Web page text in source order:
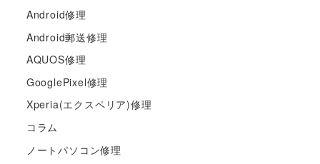
Android修理
Android郵送修理
AQUOS修理
GooglePixel修理
Xperia(エクスペリア)修理
コラム
ノートパソコン修理